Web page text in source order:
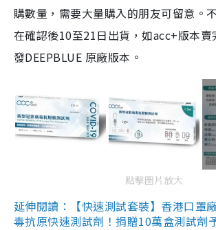
購數量，需要大量購入的朋友可留意。
在確認後10至21日出貨，如acc+版本賣
發DEEPBLUE 原廠版本。
點擊圖片放大
延伸閱讀：【快速測試套裝】香港口罩
毒抗原快速測試劑！捐贈10萬盒測試劑